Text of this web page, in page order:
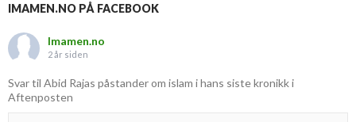
IMAMEN.NO PÅ FACEBOOK
Imamen.no
2 år siden
Svar til Abid Rajas påstander om islam i hans siste kronikk i
Aftenposten